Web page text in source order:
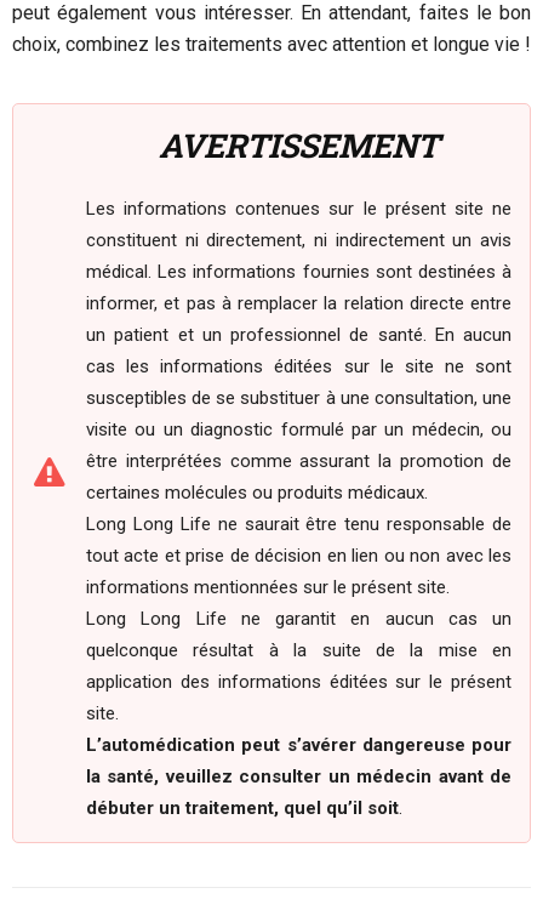
peut également vous intéresser. En attendant, faites le bon
choix, combinez les traitements avec attention et longue vie !
AVERTISSEMENT
Les informations contenues sur le présent site ne
constituent ni directement, ni indirectement un avis
médical. Les informations fournies sont destinées à
informer, et pas à remplacer la relation directe entre
un patient et un professionnel de santé. En aucun
cas les informations éditées sur le site ne sont
susceptibles de se substituer à une consultation, une
visite ou un diagnostic formulé par un médecin, ou
être interprétées comme assurant la promotion de
certaines molécules ou produits médicaux.
Long Long Life ne saurait être tenu responsable de
tout acte et prise de décision en lien ou non avec les
informations mentionnées sur le présent site.
Long Long Life ne garantit en aucun cas un
quelconque résultat à la suite de la mise en
application des informations éditées sur le présent
site.
L’automédication peut s’avérer dangereuse pour
la santé, veuillez consulter un médecin avant de
débuter un traitement, quel qu’il soit.